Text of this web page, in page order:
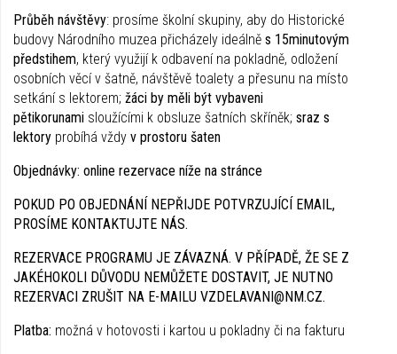
Průběh návštěvy: prosíme školní skupiny, aby do Historické
budovy Národního muzea přicházely ideálně s 15minutovým
předstihem, který využijí k odbavení na pokladně, odložení
osobních věcí v šatně, návštěvě toalety a přesunu na místo
setkání s lektorem; žáci by měli být vybaveni
pětikorunami sloužícími k obsluze šatních skříněk; sraz s
lektory probíhá vždy v prostoru šaten
Objednávky: online rezervace níže na stránce
POKUD PO OBJEDNÁNÍ NEPŘIJDE POTVRZUJÍCÍ EMAIL,
PROSÍME KONTAKTUJTE NÁS.
REZERVACE PROGRAMU JE ZÁVAZNÁ. V PŘÍPADĚ, ŽE SE Z
JAKÉHOKOLI DŮVODU NEMŮŽETE DOSTAVIT, JE NUTNO
REZERVACI ZRUŠIT NA E-MAILU VZDELAVANI@NM.CZ.
Platba: možná v hotovosti i kartou u pokladny či na fakturu